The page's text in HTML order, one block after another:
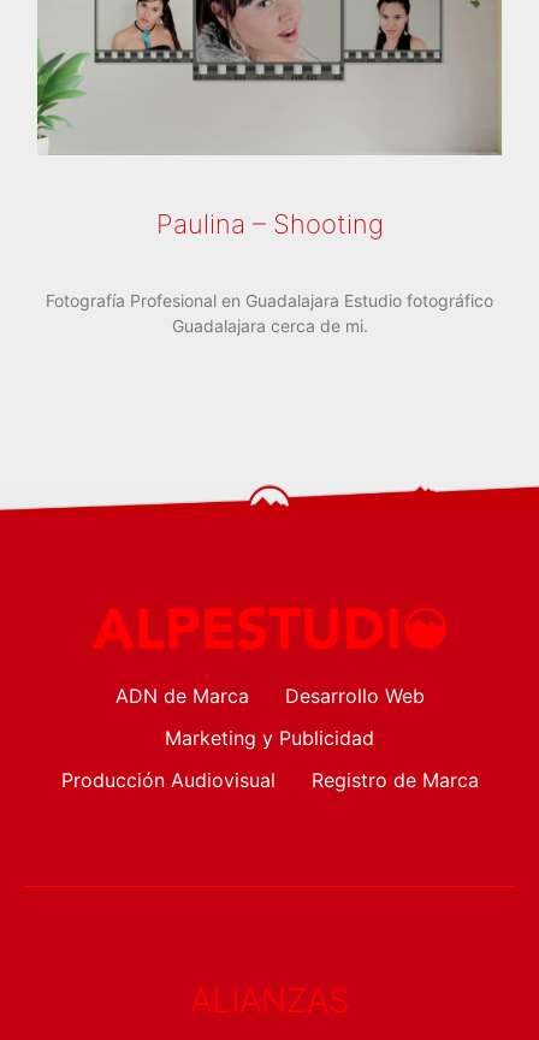
Paulina – Shooting
Fotografía Profesional en Guadalajara Estudio fotográfico
Guadalajara cerca de mi.
ADN de Marca
Desarrollo Web
Marketing y Publicidad
Producción Audiovisual
Registro de Marca
ALIANZAS